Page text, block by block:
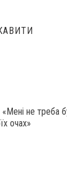
«Мені не треба
очах»